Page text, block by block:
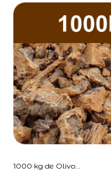
1000 kg de Olivo...